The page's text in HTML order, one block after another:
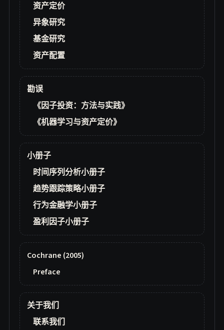
资产定价
异象研究
基金研究
资产配置
勘误
《因子投资：方法与实践》
《机器学习与资产定价》
小册子
时间序列分析小册子
趋势跟踪策略小册子
行为金融学小册子
盈利因子小册子
Cochrane (2005)
Preface
关于我们
联系我们